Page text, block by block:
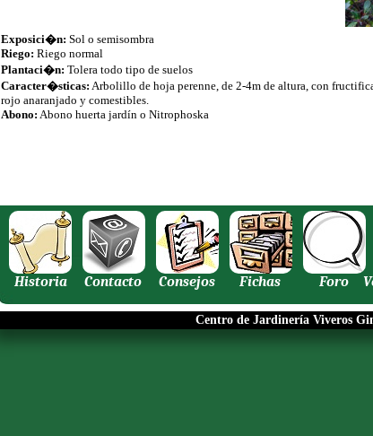
Exposici�n: Sol o semisombra
Riego: Riego normal
Plantaci�n: Tolera todo tipo de suelos
Caracter�sticas: Arbolillo de hoja perenne, de 2-4m de altura, con
rojo anaranjado y comestibles.
Abono: Abono huerta jardín o Nitrophoska
Historia Contacto Consejos Fichas Foro
Centro de Jardinería Viveros